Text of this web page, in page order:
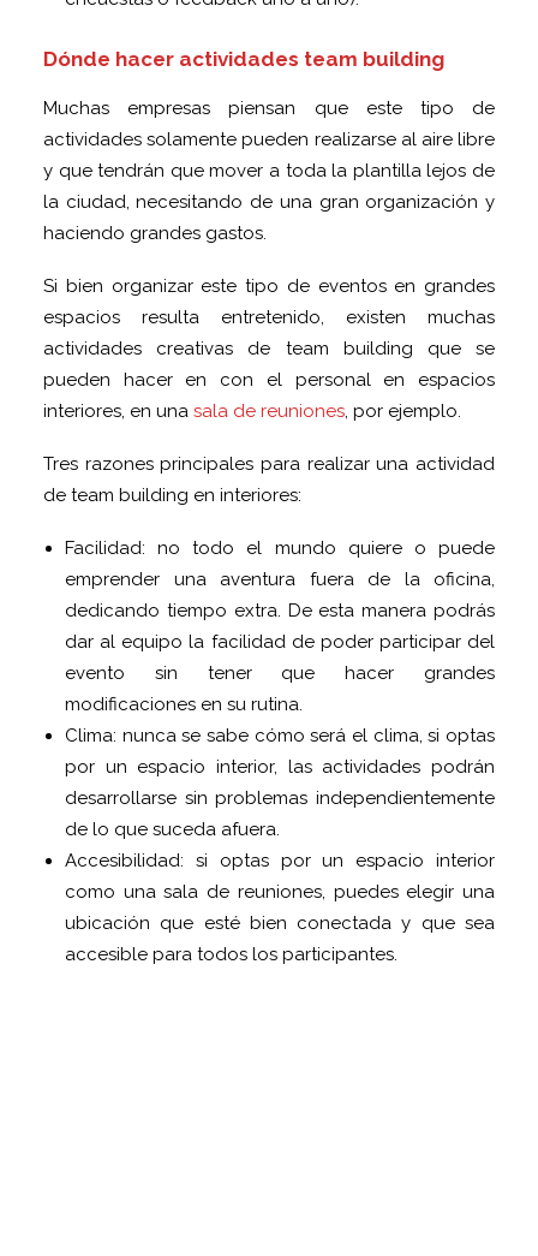
Dónde hacer actividades team building
Muchas empresas piensan que este tipo de
actividades solamente pueden realizarse al aire libre
y que tendrán que mover a toda la plantilla lejos de
la ciudad, necesitando de una gran organización y
haciendo grandes gastos.
Si bien organizar este tipo de eventos en grandes
espacios resulta entretenido, existen muchas
actividades creativas de team building que se
pueden hacer en con el personal en espacios
interiores, en una sala de reuniones, por ejemplo.
Tres razones principales para realizar una actividad
de team building en interiores:
Facilidad: no todo el mundo quiere o puede
emprender una aventura fuera de la oficina,
dedicando tiempo extra. De esta manera podrás
dar al equipo la facilidad de poder participar del
evento sin tener que hacer grandes
modificaciones en su rutina.
Clima: nunca se sabe cómo será el clima, si optas
por un espacio interior, las actividades podrán
desarrollarse sin problemas independientemente
de lo que suceda afuera.
Accesibilidad: si optas por un espacio interior
como una sala de reuniones, puedes elegir una
ubicación que esté bien conectada y que sea
accesible para todos los participantes.